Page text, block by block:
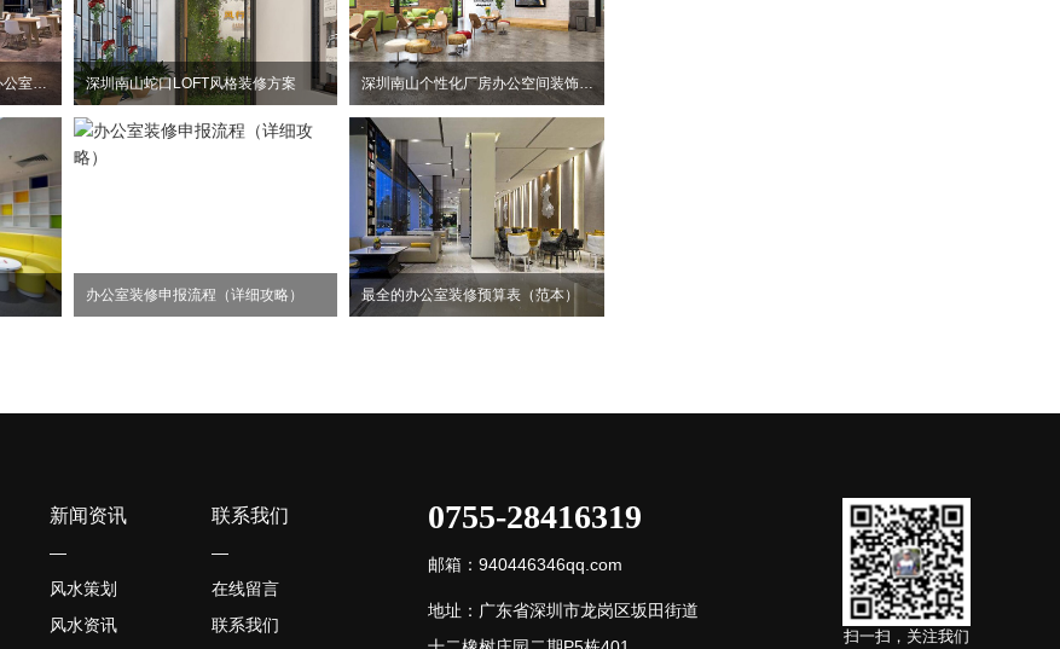
惠州大亚湾2100平方工业风办公室装修设计项目 深圳南山蛇口LOFT风格装修方案 深圳南山个性化厂房办公空间装饰设计
办公室装修申报流程（详细攻略） 最全的办公室装修预算表（范本）
新闻资讯
—
风水策划
风水资讯
联系我们
—
在线留言
联系我们
0755-28416319
邮箱：940446346qq.com
地址：广东省深圳市龙岗区坂田街道
扫一扫，关注我们